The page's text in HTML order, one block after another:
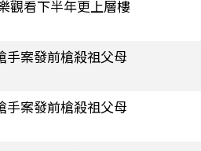
觀看下半年更上層樓
案發前槍殺祖父母
案發前槍殺祖父母